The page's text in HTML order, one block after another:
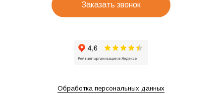
Заказать звонок
Обработка персональных данных